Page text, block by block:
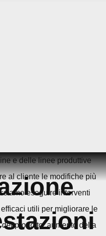
e delle linee produttive
al cliente le modifiche più
eseguire interventi
utili per migliorare le
prodotto, aumento della